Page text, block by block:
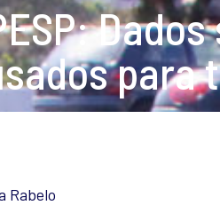
para
Rabelo